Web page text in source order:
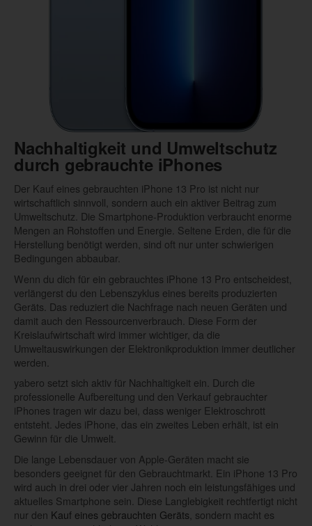
Nachhaltigkeit und Umweltschutz
durch gebrauchte iPhones
Der Kauf eines gebrauchten iPhone 13 Pro ist nicht nur
wirtschaftlich sinnvoll, sondern auch ein aktiver Beitrag zum
Umweltschutz. Die Smartphone-Produktion verbraucht enorme
Mengen an Rohstoffen und Energie. Seltene Erden, die für die
Herstellung benötigt werden, sind oft nur unter schwierigen
Bedingungen abbaubar.
Wenn du dich für ein gebrauchtes iPhone 13 Pro entscheidest,
verlängerst du den Lebenszyklus eines bereits produzierten
Geräts. Das reduziert die Nachfrage nach neuen Geräten und
damit auch den Ressourcenverbrauch. Diese Form der
Kreislaufwirtschaft wird immer wichtiger, da die
Umweltauswirkungen der Elektronikproduktion immer deutlicher
werden.
yabero setzt sich aktiv für Nachhaltigkeit ein. Durch die
professionelle Aufbereitung und den Verkauf gebrauchter
iPhones tragen wir dazu bei, dass weniger Elektroschrott
entsteht. Jedes iPhone, das ein zweites Leben erhält, ist ein
Gewinn für die Umwelt.
Die lange Lebensdauer von Apple-Geräten macht sie
besonders geeignet für den Gebrauchtmarkt. Ein iPhone 13 Pro
wird auch in drei oder vier Jahren noch ein leistungsfähiges und
aktuelles Smartphone sein. Diese Langlebigkeit rechtfertigt nicht
nur den Kauf eines gebrauchten Geräts , sondern macht es